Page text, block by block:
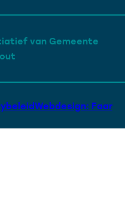
van Gemeente
Webdesign: Faar